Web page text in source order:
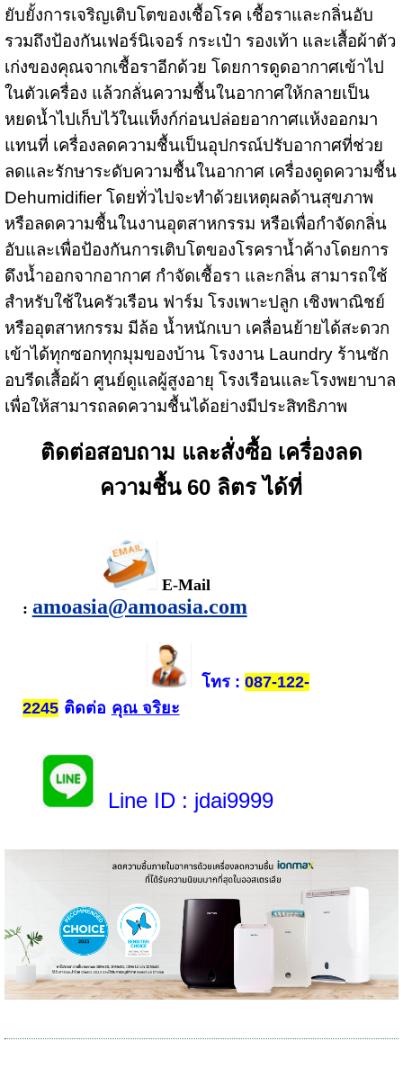
ยับยั้งการเจริญเติบโตของเชื้อโรค เชื้อราและกลิ่นอับ
รวมถึงป้องกันเฟอร์นิเจอร์ กระเป๋า รองเท้า และเสื้อผ้าตัว
เก่งของคุณจากเชื้อราอีกด้วย โดยการดูดอากาศเข้าไป
ในตัวเครื่อง แล้วกลั่นความชื้นในอากาศให้กลายเป็น
หยดน้ำไปเก็บไว้ในแท็งก์ก่อนปล่อยอากาศแห้งออกมา
แทนที่ เครื่องลดความชื้นเป็นอุปกรณ์ปรับอากาศที่ช่วย
ลดและรักษาระดับความชื้นในอากาศ เครื่องดูดความชื้น
Dehumidifier โดยทั่วไปจะทำด้วยเหตุผลด้านสุขภาพ
หรือลดความชื้นในงานอุตสาหกรรม หรือเพื่อกำจัดกลิ่น
อับและเพื่อป้องกันการเติบโตของโรคราน้ำค้างโดยการ
ดึงน้ำออกจากอากาศ กำจัดเชื้อรา และกลิ่น สามารถใช้
สำหรับใช้ในครัวเรือน ฟาร์ม โรงเพาะปลูก เชิงพาณิชย์
หรืออุตสาหกรรม มีล้อ น้ำหนักเบา เคลื่อนย้ายได้สะดวก
เข้าได้ทุกซอกทุกมุมของบ้าน โรงงาน Laundry ร้านซัก
อบรีดเสื้อผ้า ศูนย์ดูแลผู้สูงอายุ โรงเรือนและโรงพยาบาล
เพื่อให้สามารถลดความชื้นได้อย่างมีประสิทธิภาพ
ติดต่อสอบถาม และสั่งซื้อ เครื่องลด
ความชื้น 60 ลิตร ได้ที่
E-Mail
: amoasia@amoasia.com
โทร: 087-122-
2245ติดต่อ คุณ จริยะ
Line ID : jdai9999